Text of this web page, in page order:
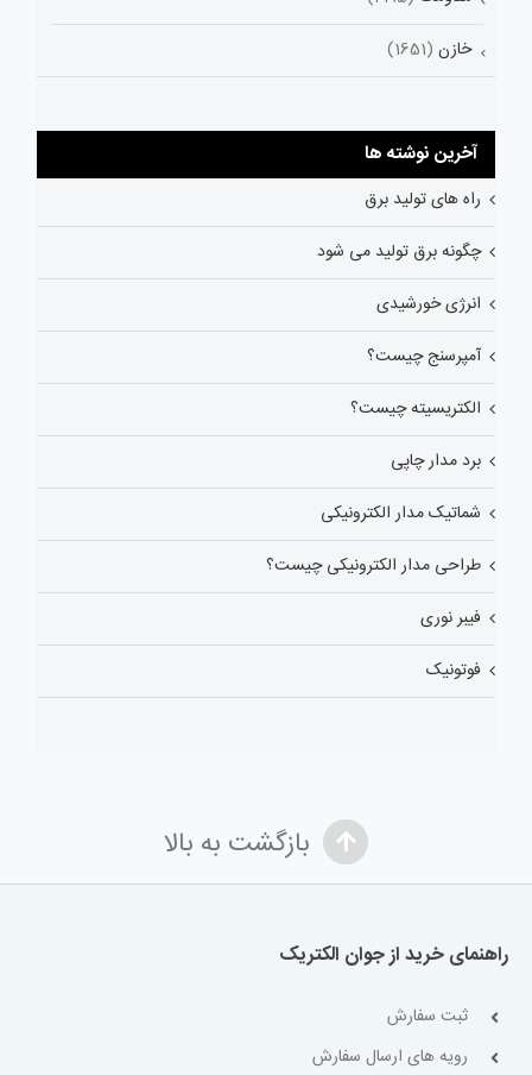
خازن (1651)
آخرین نوشته ها
راه های تولید برق
چگونه برق تولید می شود
انرژی خورشیدی
آمپرسنج چیست؟
الکتریسیته چیست؟
برد مدار چاپی
شماتیک مدار الکترونیکی
طراحی مدار الکترونیکی چیست؟
فیبر نوری
فوتونیک
بازگشت به بالا
راهنمای خرید از جوان الکتریک
ثبت سفارش
رویه های ارسال سفارش